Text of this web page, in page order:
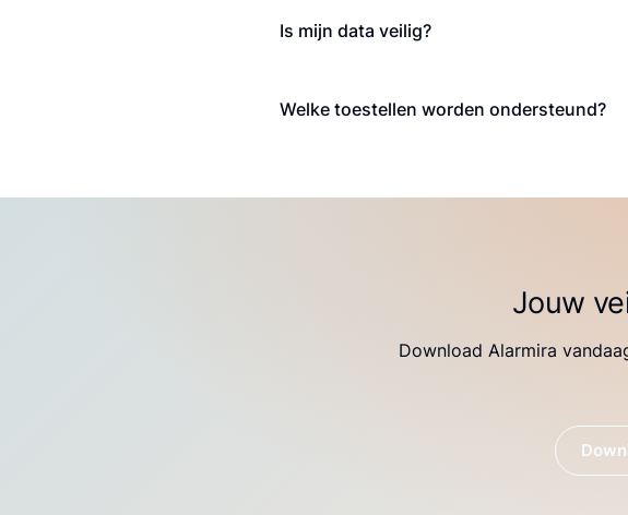
Is mijn data veilig?
Welke toestellen worden ondersteund?
Jouw
Download Alarmira